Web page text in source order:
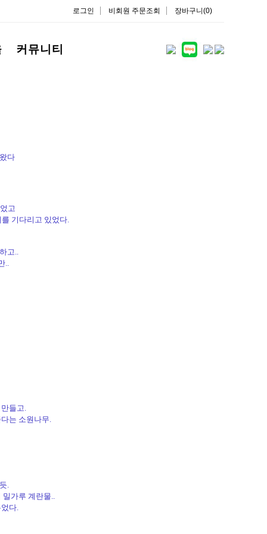
로그인 비회원 주문조회 장바구니(0)
커뮤니티
다
고
기다리고 있었다.
고..
..
들고.
는 소원나무.
.
가루 계란물..
다.